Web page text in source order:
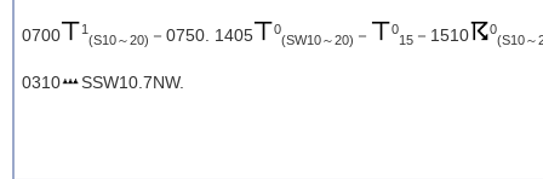
0700 1
(S10～20) －0750. 1405 0
(SW10～20) － 0
15－1510 0
(S10～
0310 SSW10.7NW.